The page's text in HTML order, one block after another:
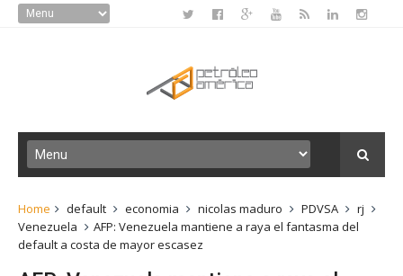
Home default economia nicolas maduro PDVSA
rj
Venezuela
AFP: Venezuela mantiene a raya el fantasma del
default a costa de mayor escasez